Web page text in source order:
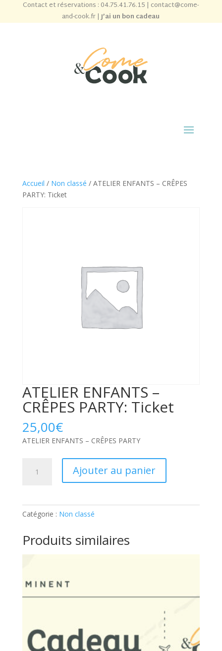
Contact et réservations : 04.75.41.76.15 | contact@come-
and-cook.fr|J’ai un bon cadeau
Accueil / Non classé / ATELIER ENFANTS – CRÊPES
PARTY: Ticket
ATELIER ENFANTS –
CRÊPES PARTY: Ticket
25,00€
ATELIER ENFANTS – CRÊPES PARTY
CRÊPES
Ticket
Ajouter au panier
Catégorie : Non classé
Produits similaires